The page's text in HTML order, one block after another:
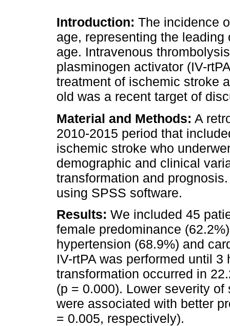
Introduction: The incidence
age, representing the
age. Intravenous
plasminogen activator (IV-
treatment of ischemic stroke
old was a recent target of
Material and Methods: A
2010-2015 period that
ischemic stroke who
demographic and clinical
transformation and
using SPSS software.
Results: We included 45
female predominance
hypertension (68.9%) and
IV-rtPA was performed until
transformation occurred in
(p = 0.000). Lower severity
were associated with better
= 0.005, respectively).